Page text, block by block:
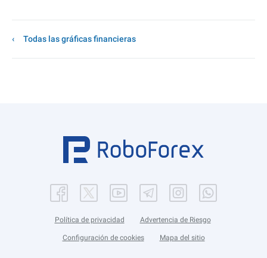
Todas las gráficas financieras
Política de privacidad Advertencia de Riesgo
Configuración de cookies Mapa del sitio